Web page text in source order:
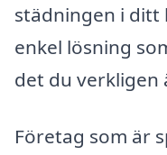
städningen i ditt
enkel lösning
det du verkligen
Företag som är